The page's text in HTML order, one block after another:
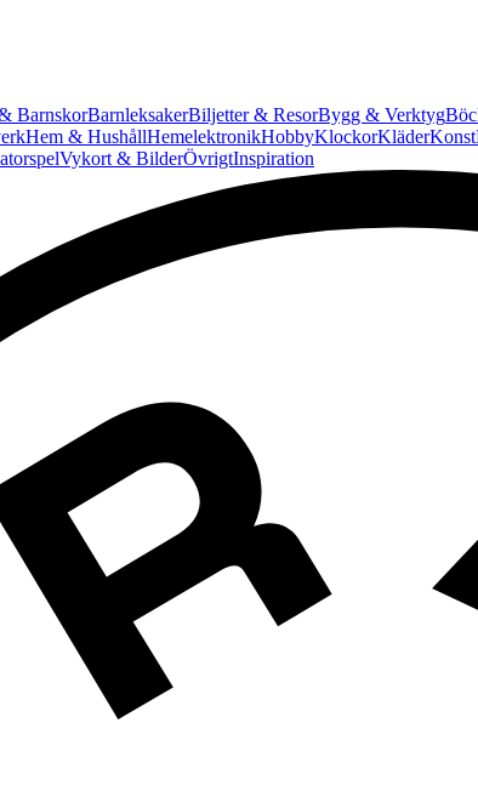
BarnskorBarnleksakerBiljetter & ResorBygg & Verktyg
Hem & HushållHemelektronikHobbyKlockorKläderKonst
Vykort & BilderÖvrigtInspiration